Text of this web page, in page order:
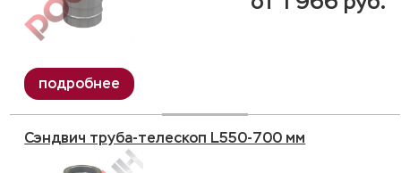
Сэндвич труба-телескоп L550-700 мм